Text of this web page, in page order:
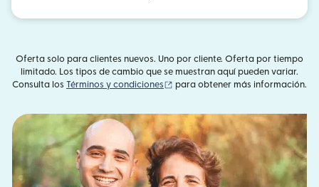
Oferta solo para clientes nuevos. Uno por cliente. Oferta por tiempo
limitado. Los tipos de cambio que se muestran aquí pueden variar.
Consulta los Términos y condiciones (se abre en una ventana nueva)
para obtener más información.